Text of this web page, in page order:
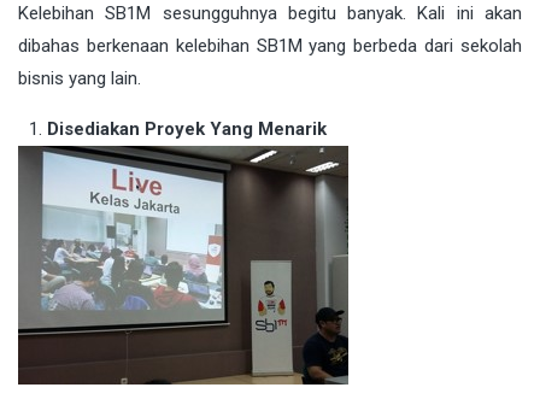
Kelebihan SB1M sesungguhnya begitu banyak. Kali ini akan
dibahas berkenaan kelebihan SB1M yang berbeda dari sekolah
bisnis yang lain.
Disediakan Proyek Yang Menarik